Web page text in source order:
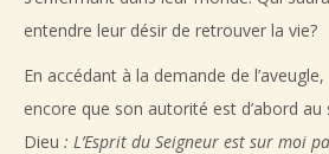
entendre leur désir de retrouver la vie?
En accédant à la demande de
encore que son autorité est d’abord au
Dieu : L’Esprit du Seigneur est sur moi